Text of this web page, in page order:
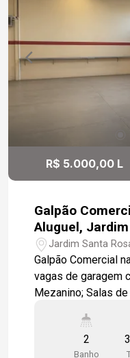
pronta para
praticidade,
profissionais e
R$ 5.000,00 L
Galpão
Aluguel,
Sorocaba- SP
Jardim Santa
Galpão Comercial
vagas de garagem
Mezanino; Salas
armazenamento
Localização: 3 minutos da Av. Ipanema; 12
2
Banho